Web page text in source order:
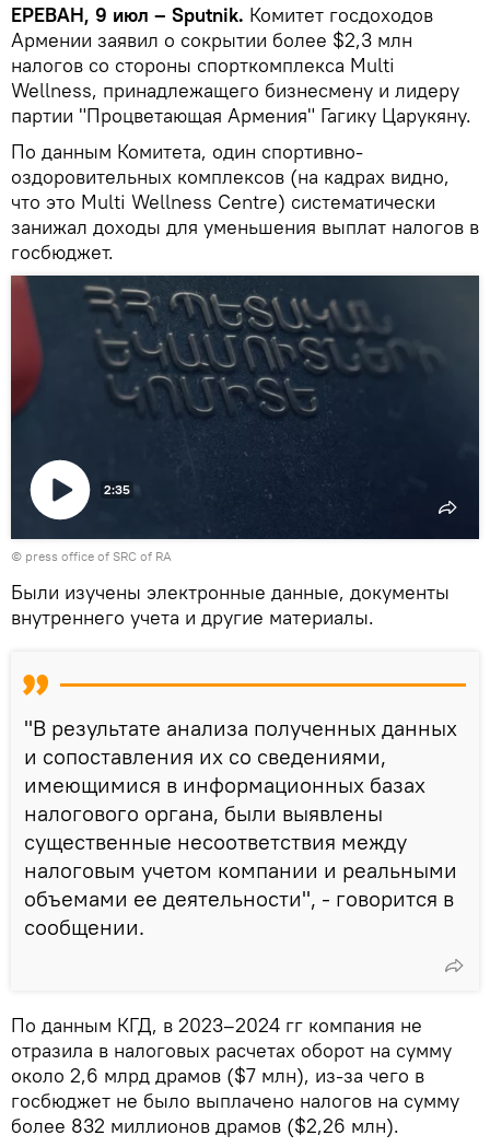
ЕРЕВАН, 9 июл – Sputnik. Комитет госдоходов
Армении заявил о сокрытии более $2,3 млн
налогов со стороны спорткомплекса Multi
Wellness, принадлежащего бизнесмену и лидеру
партии "Процветающая Армения" Гагику Царукяну.
По данным Комитета, один спортивно-
оздоровительных комплексов (на кадрах видно,
что это Multi Wellness Centre) систематически
занижал доходы для уменьшения выплат налогов в
госбюджет.
Воспроизвести
видео
2:35
© press office of SRC of RA
Были изучены электронные данные, документы
внутреннего учета и другие материалы.
"В результате анализа полученных данных
и сопоставления их со сведениями,
имеющимися в информационных базах
налогового органа, были выявлены
существенные несоответствия между
налоговым учетом компании и реальными
объемами ее деятельности", - говорится в
сообщении.
По данным КГД, в 2023–2024 гг компания не
отразила в налоговых расчетах оборот на сумму
около 2,6 млрд драмов ($7 млн), из-за чего в
госбюджет не было выплачено налогов на сумму
более 832 миллионов драмов ($2,26 млн).